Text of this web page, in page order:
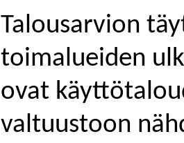
Talousarvion
toimalueiden
ovat
valtuustoon